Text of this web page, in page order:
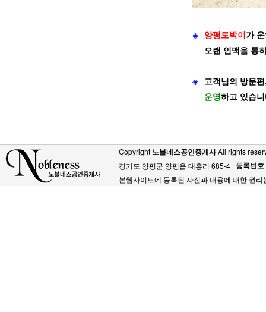
◈ 양평토박이 가
오랜 인맥을 통
◈
고객님의 방문
운영하고 있습
Copyright 노블네스공인중개사All rights
경기도 양평군 양평읍 대흥리 685-4 | 등록번호
본웹사이트에 등록된 사진과 내용에 대한 권